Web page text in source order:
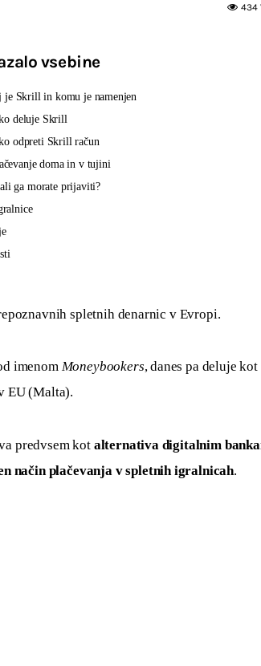
434
vsebine
je Skrill in komu je namenjen
deluje Skrill
odpreti Skrill račun
doma in v tujini
ga morate prijaviti?
spletnih denarnic v Evropi.
imenom Moneybookers, danes pa deluje kot
EU (Malta).
predvsem kot alternativa digitalnim
način plačevanja v spletnih igralnicah.